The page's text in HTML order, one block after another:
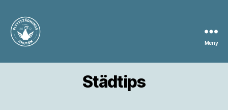
Stockholm
Meny
Städtips